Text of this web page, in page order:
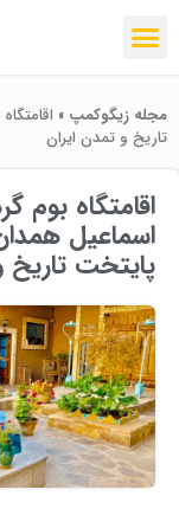
مجله زیگوکمپ »
تاریخ و تمدن ایران
اقامتگاه بوم
اسماعیل
پایتخت تاریخ